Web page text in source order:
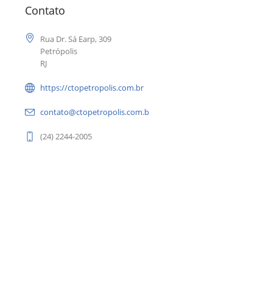
Contato
Rua Dr. Sá Earp, 309
Petrópolis
RJ
https://ctopetropolis.com.br
contato@ctopetropolis.com.br
(24) 2244-2005